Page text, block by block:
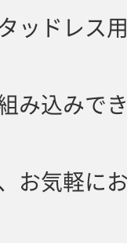
ッドレス
み込みで
お気軽に